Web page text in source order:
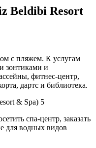
Beldibi Resort
с пляжем. К услугам
зонтиками и
фитнес-центр,
дартс и библиотека.
спа-центр, заказать
для водных видов